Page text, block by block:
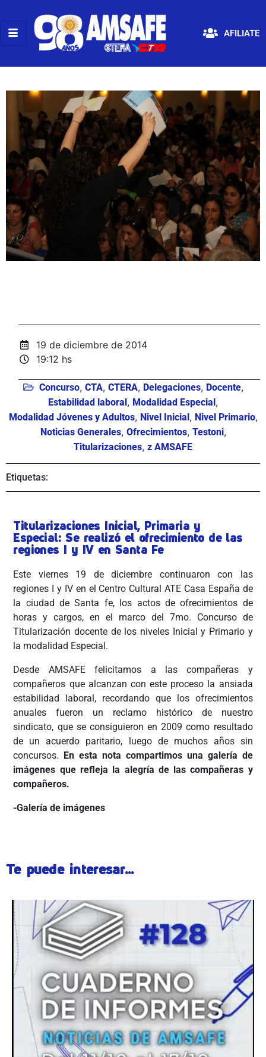
AFILIATE
19 de diciembre de 2014
19:12 hs
Concurso, CTA, CTERA, Delegaciones, Docente,
Estabilidad laboral, Modalidad Especial,
Modalidad Jóvenes y Adultos, Nivel Inicial, Nivel Primario,
Noticias Generales, Ofrecimientos, Testoni,
Titularizaciones, z AMSAFE
Etiquetas:
Titularizaciones Inicial, Primaria y
Especial: Se realizó el ofrecimiento de las
regiones I y IV en Santa Fe
Este viernes 19 de diciembre continuaron con las
regiones I y IV en el Centro Cultural ATE Casa España de
la ciudad de Santa fe, los actos de ofrecimientos de
horas y cargos, en el marco del 7mo. Concurso de
Titularización docente de los niveles Inicial y Primario y
la modalidad Especial.
Desde AMSAFE felicitamos a las compañeras y
compañeros que alcanzan con este proceso la ansiada
estabilidad laboral, recordando que los ofrecimientos
anuales fueron un reclamo histórico de nuestro
sindicato, que se consiguieron en 2009 como resultado
de un acuerdo paritario, luego de muchos años sin
concursos. En esta nota compartimos una galería de
imágenes que refleja la alegría de las compañeras y
compañeros.
-Galería de imágenes
Te puede interesar...